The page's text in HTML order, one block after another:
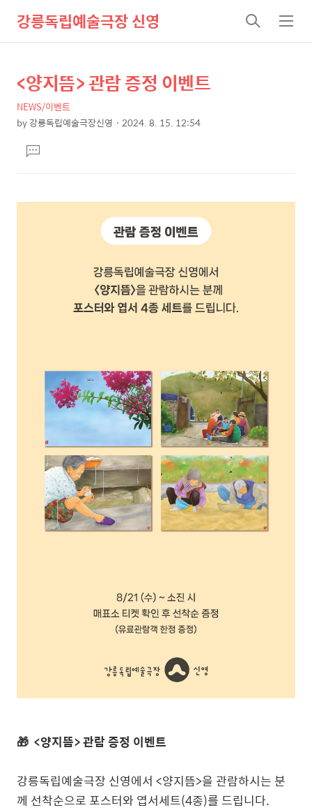
강릉독립예술극장 신영
검
색
메
뉴
상
세
컨
텐
츠
본
제
목
<양지뜸> 관람 증정 이벤트
NEWS/이벤트
by강릉독립예술극장신영 2024. 8. 15. 12:54
문댓
글
🎁 <양지뜸> 관람 증정 이벤트
강릉독립예술극장 신영에서 <양지뜸>을 관람하시는 분
께 선착순으로 포스터와 엽서세트(4종)를 드립니다.